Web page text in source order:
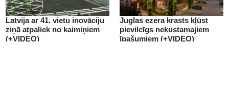
Latvija ar 41. vietu inovāciju
ziņā atpaliek no kaimiņiem
(+VIDEO)
Juglas ezera krasts kļūst
pievilcīgs nekustamajiem
īpašumiem (+VIDEO)